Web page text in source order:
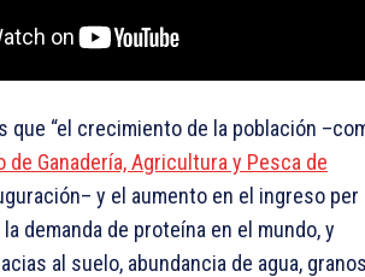
que “el crecimiento de la población
Ganadería, Agricultura y Pesca de
y el aumento en el ingreso per
demanda de proteína en el mundo, y
al suelo, abundancia de agua,